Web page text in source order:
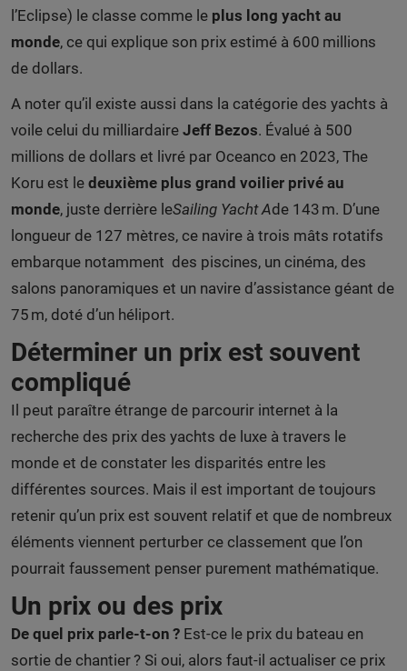
l’Eclipse) le classe comme le plus long yacht au
monde, ce qui explique son prix estimé à 600 millions
de dollars.
A noter qu’il existe aussi dans la catégorie des yachts à
voile celui du milliardaire Jeff Bezos. Évalué à 500
millions de dollars et livré par Oceanco en 2023, The
Koru est le deuxième plus grand voilier privé au
monde, juste derrière leSailing Yacht Ade 143 m. D’une
longueur de 127 mètres, ce navire à trois mâts rotatifs
embarque notamment des piscines, un cinéma, des
salons panoramiques et un navire d’assistance géant de
75 m, doté d’un héliport.
Déterminer un prix est souvent
compliqué
Il peut paraître étrange de parcourir internet à la
recherche des prix des yachts de luxe à travers le
monde et de constater les disparités entre les
différentes sources. Mais il est important de toujours
retenir qu’un prix est souvent relatif et que de nombreux
éléments viennent perturber ce classement que l’on
pourrait faussement penser purement mathématique.
Un prix ou des prix
De quel prix parle-t-on ? Est-ce le prix du bateau en
sortie de chantier ? Si oui, alors faut-il actualiser ce prix